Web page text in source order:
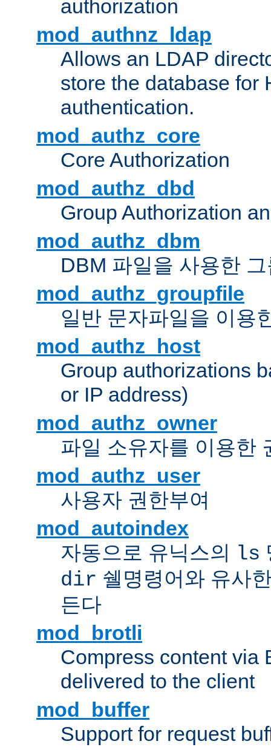
authorization
mod_authnz_ldap
Allows an LDAP
store the database for
authentication.
mod_authz_core
Core Authorization
mod_authz_dbd
Group Authorization
mod_authz_dbm
DBM 파일을 사용한
mod_authz_groupfile
일반 문자파일을 이용
mod_authz_host
Group authorizations
or IP address)
mod_authz_owner
파일 소유자를 이용한
mod_authz_user
사용자 권한부여
mod_autoindex
자동으로 유닉스의 ls
dir 쉘명령어와 유사
든다
mod_brotli
Compress content via
delivered to the client
mod_buffer
Support for request